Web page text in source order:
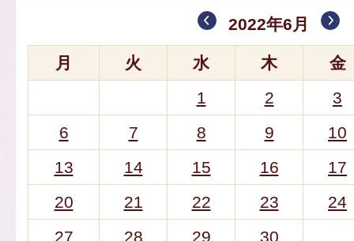
2022年6月
月 火 水 木
金
1
2
3
6
7 8 9
10
13
14 15 16
17
20
21 22 23
24
27
28 29 30